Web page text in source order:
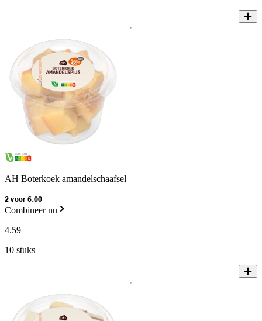
AH Boterkoek amandelschaafsel
2 voor 6.00
Combineer nu
4.59
10 stuks